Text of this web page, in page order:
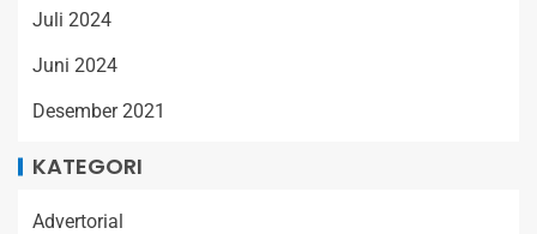
Juli 2024
Juni 2024
Desember 2021
KATEGORI
Advertorial